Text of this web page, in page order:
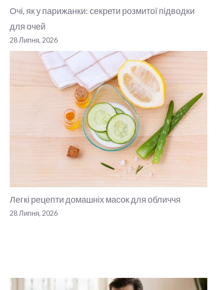
Очі, як у парижанки: секрети розмитої підводки
для очей
28 Липня, 2026
Легкі рецепти домашніх масок для обличчя
28 Липня, 2026